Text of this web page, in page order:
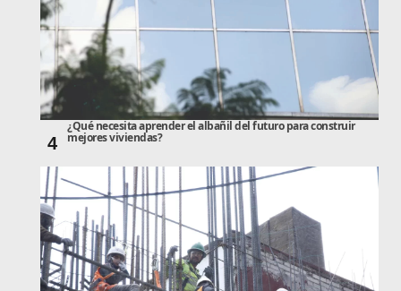
4
¿Qué necesita aprender el albañil del futuro para construir
mejores viviendas?